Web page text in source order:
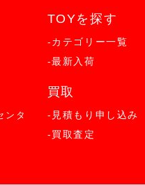
ンタ
TOYを探す
-カテゴリー一覧
-最新入荷
買取
-見積もり申し込み
-買取査定